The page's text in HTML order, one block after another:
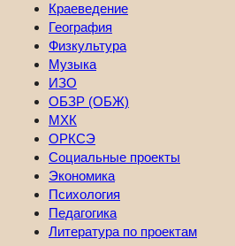
Краеведение
География
Физкультура
Музыка
ИЗО
ОБЗР (ОБЖ)
МХК
ОРКСЭ
Социальные проекты
Экономика
Психология
Педагогика
Литература по проектам